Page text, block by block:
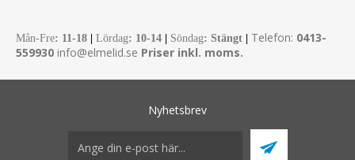
Mån-Fre: 11-18 Lördag: 10-14 Söndag: Stängt Telefon: 0413-
559930 info@elmelid.se Priser inkl. moms.
Nyhetsbrev